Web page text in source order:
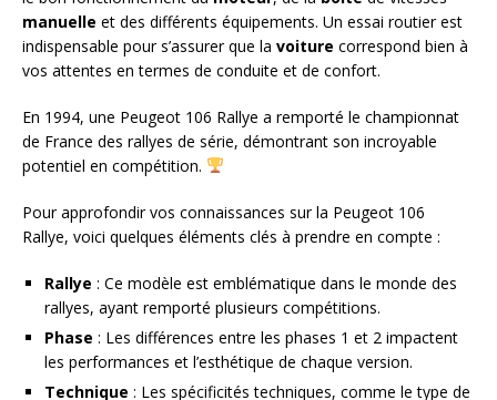
manuelle et des différents équipements. Un essai routier est
indispensable pour s’assurer que la voiture correspond bien à
vos attentes en termes de conduite et de confort.
En 1994, une Peugeot 106 Rallye a remporté le championnat
de France des rallyes de série, démontrant son incroyable
potentiel en compétition.
Pour approfondir vos connaissances sur la Peugeot 106
Rallye, voici quelques éléments clés à prendre en compte :
Rallye : Ce modèle est emblématique dans le monde des
rallyes, ayant remporté plusieurs compétitions.
Phase : Les différences entre les phases 1 et 2 impactent
les performances et l’esthétique de chaque version.
Technique : Les spécificités techniques, comme le type de